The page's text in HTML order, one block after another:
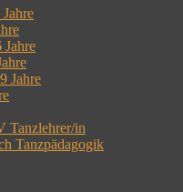
Jahre
Jahre
Tanzlehrer/in
Tanzpädagogik